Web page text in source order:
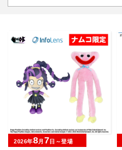
2026年8月 7日～登場